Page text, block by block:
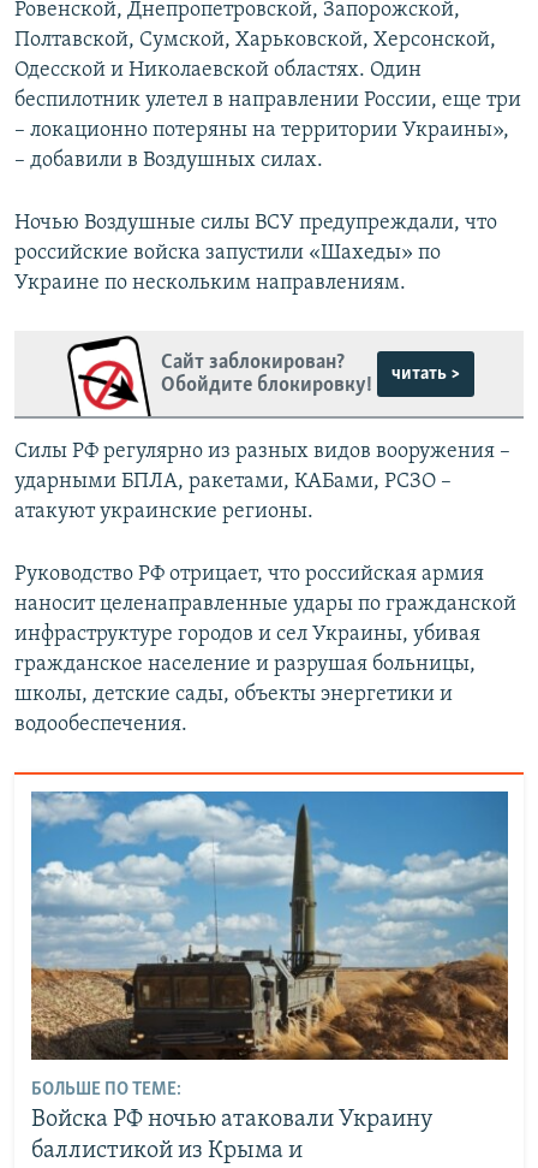
Ровенской, Днепропетровской, Запорожской,
Полтавской, Сумской, Харьковской, Херсонской,
Одесской и Николаевской областях. Один
беспилотник улетел в направлении России, еще три
– локационно потеряны на территории Украины»,
– добавили в Воздушных силах.
Ночью Воздушные силы ВСУ предупреждали, что
российские войска запустили «Шахеды» по
Украине по нескольким направлениям.
Сайт заблокирован?
Обойдите блокировку!
читать >
Силы РФ регулярно из разных видов вооружения –
ударными БПЛА, ракетами, КАБами, РСЗО –
атакуют украинские регионы.
Руководство РФ отрицает, что российская армия
наносит целенаправленные удары по гражданской
инфраструктуре городов и сел Украины, убивая
гражданское население и разрушая больницы,
школы, детские сады, объекты энергетики и
водообеспечения.
БОЛЬШЕ ПО ТЕМЕ:
Войска РФ ночью атаковали Украину
баллистикой из Крыма и